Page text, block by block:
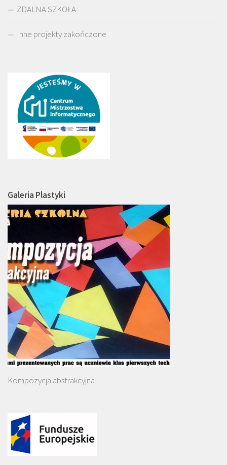
ZDALNA SZKOŁA
Inne projekty zakończone
Galeria Plastyki
Kompozycja abstrakcyjna